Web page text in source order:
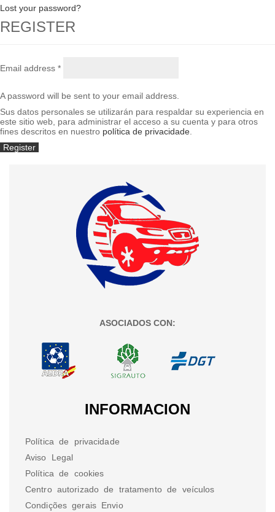
Lost your password?
REGISTER
Email address *
A password will be sent to your email address.
Sus datos personales se utilizarán para respaldar su experiencia en
este sitio web, para administrar el acceso a su cuenta y para otros
fines descritos en nuestro política de privacidade
ASOCIADOS CON:
INFORMACION
Política de privacidade
Aviso Legal
Política de cookies
Centro autorizado de tratamento de veículos
Condições gerais Envio